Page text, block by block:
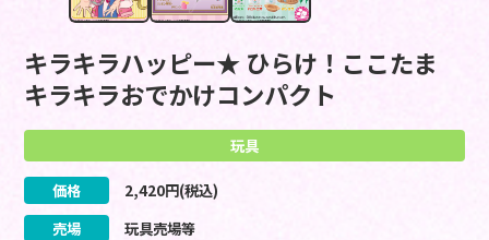
キラキラハッピー★ ひらけ！ここたま
キラキラおでかけコンパクト
玩具
価格 2,420円(税込)
売場
玩具売場等